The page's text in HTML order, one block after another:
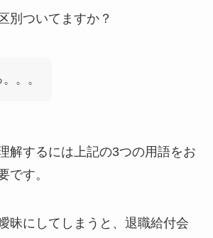
別ついてますか？
。。
解するには上記の3つの用語をお
です。
昧にしてしまうと、退職給付会